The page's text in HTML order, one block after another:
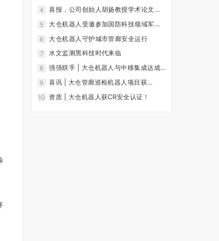
风保障人员健康安全
4 喜报，公司创始人胡扬教授学术论文被
5
大仓机器人受邀参加国防科技领域军地
6 大仓机器人守护城市管廊安全运行
7 水文监测黑科技时代来临
8
强强联手 | 大仓机器人与中移集成达成
战略合作关系！
9 喜讯 | 大仓管廊巡检机器人项目获
批"2020佛山科大专项创业团队引进项
目"！
10 资质 | 大仓机器人获CR安全认证！